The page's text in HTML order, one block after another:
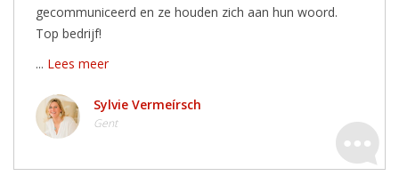
gecommuniceerd en ze houden zich aan hun woord.
Top bedrijf!
... Lees meer
Sylvie Vermeírsch
Gent